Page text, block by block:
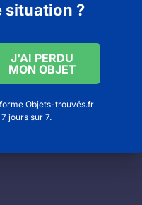
situation ?
J'AI PERDU
MON OBJET
Objets-trouvés.fr
jours sur 7.